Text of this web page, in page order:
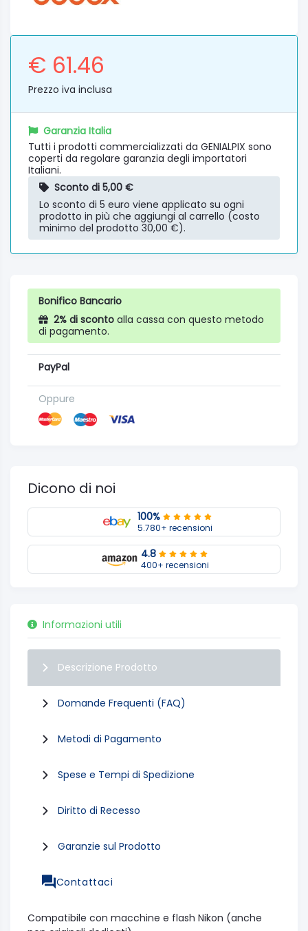
€ 61.46
Prezzo iva inclusa
Garanzia Italia
Tutti i prodotti commercializzati da GENIALPIX sono
coperti da regolare garanzia degli importatori
Italiani.
Sconto di 5,00 €
Lo sconto di 5 euro viene applicato su ogni
prodotto in più che aggiungi al carrello (costo
minimo del prodotto 30,00 €).
Bonifico Bancario
2% di sconto alla cassa con questo metodo
di pagamento.
PayPal
Oppure
Dicono di noi
100%
5.780+ recensioni
4.8
400+ recensioni
Informazioni utili
Descrizione Prodotto
Domande Frequenti (FAQ)
Metodi di Pagamento
Spese e Tempi di Spedizione
Diritto di Recesso
Garanzie sul Prodotto
Contattaci
Compatibile con macchine e flash Nikon (anche